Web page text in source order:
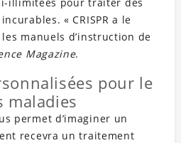
« CRISPR a le
manuels d’instruction de
Magazine.
pour le
maladies
permet d’imaginer un
recevra un traitement